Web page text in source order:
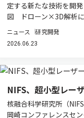
定する新たな技術を開
図 ドローン×3D解析に
ニュース 研究開発
2026.06.23
NIFS、超小型レー
核融合科学研究所（
岡崎コンファレンスセ